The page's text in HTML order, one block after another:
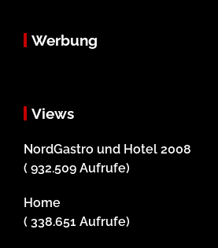
Werbung
Views
NordGastro und Hotel 2008
( 932.509 Aufrufe)
Home
( 338.651 Aufrufe)